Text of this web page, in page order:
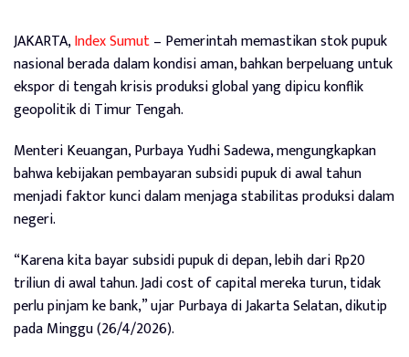
JAKARTA,Index Sumut– Pemerintah memastikan stok pupuk
nasional berada dalam kondisi aman, bahkan berpeluang untuk
ekspor di tengah krisis produksi global yang dipicu konflik
geopolitik di Timur Tengah.
Menteri Keuangan, Purbaya Yudhi Sadewa, mengungkapkan
bahwa kebijakan pembayaran subsidi pupuk di awal tahun
menjadi faktor kunci dalam menjaga stabilitas produksi dalam
negeri.
“Karena kita bayar subsidi pupuk di depan, lebih dari Rp20
triliun di awal tahun. Jadi cost of capital mereka turun, tidak
perlu pinjam ke bank,” ujar Purbaya di Jakarta Selatan, dikutip
pada Minggu (26/4/2026).